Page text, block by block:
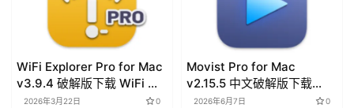
i
a
WiFi Explorer Pro for Mac
v3.9.4 破解版下载 WiFi 扫
描诊断工具
2026年3月22日 0
Movist Pro for Mac
v2.15.5 中文破解版下载
Movist Pro播放器
2026年6月7日 0